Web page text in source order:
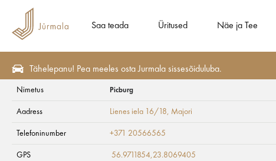
Saa teada Üritused Näe ja Tee
Tähelepanu! Pea meeles osta Jurmala sissesõiduluba.
Picburg
Nimetus Picburg
Aadress Lienes iela 16/18, Majori
Telefoninumber +371 20566565
GPS 56.9711854,23.8069405